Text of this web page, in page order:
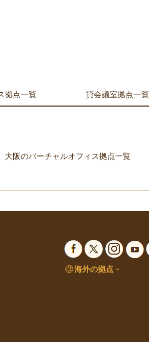
拠点一覧 貸会議室拠点一覧
大阪のバーチャルオフィス拠点一覧
海外の拠点